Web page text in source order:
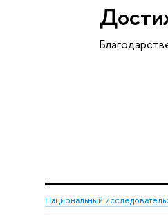
Национальный